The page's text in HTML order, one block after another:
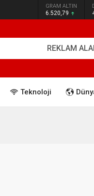
GRAM ALTIN
6.520,79
REKLAM
Teknoloji